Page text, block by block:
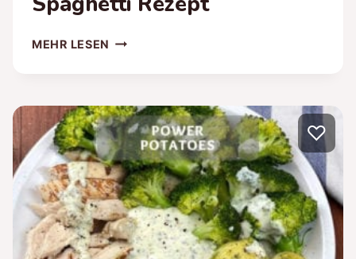
MEHR LESEN GESUNDE
GESUNDES
SPAGHETTI
REZEPT
♡